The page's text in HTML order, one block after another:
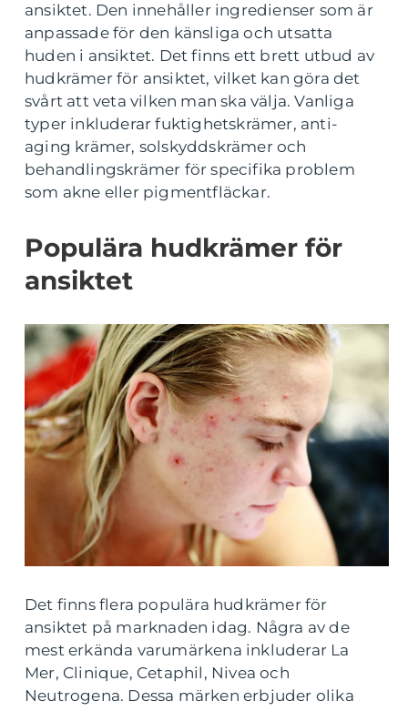
ansiktet. Den innehåller ingredienser som är
anpassade för den känsliga och utsatta
huden i ansiktet. Det finns ett brett utbud av
hudkrämer för ansiktet, vilket kan göra det
svårt att veta vilken man ska välja. Vanliga
typer inkluderar fuktighetskrämer, anti-
aging krämer, solskyddskrämer och
behandlingskrämer för specifika problem
som akne eller pigmentfläckar.
Populära hudkrämer för
ansiktet
Det finns flera populära hudkrämer för
ansiktet på marknaden idag. Några av de
mest erkända varumärkena inkluderar La
Mer, Clinique, Cetaphil, Nivea och
Neutrogena. Dessa märken erbjuder olika